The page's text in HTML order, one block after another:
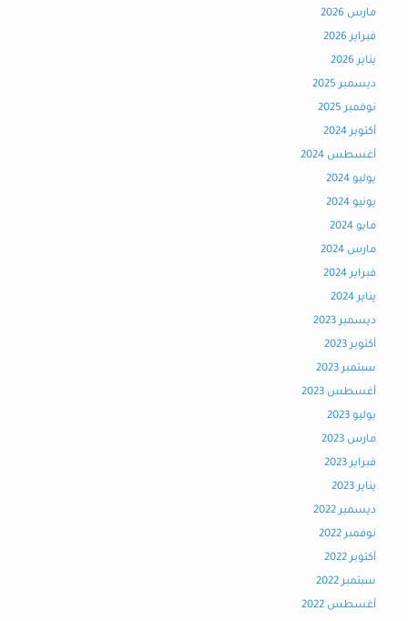
مارس 2026
فبراير 2026
يناير 2026
ديسمبر 2025
نوفمبر 2025
أكتوبر 2024
أغسطس 2024
يوليو 2024
يونيو 2024
مايو 2024
مارس 2024
فبراير 2024
يناير 2024
ديسمبر 2023
أكتوبر 2023
سبتمبر 2023
أغسطس 2023
يوليو 2023
مارس 2023
فبراير 2023
يناير 2023
ديسمبر 2022
نوفمبر 2022
أكتوبر 2022
سبتمبر 2022
أغسطس 2022